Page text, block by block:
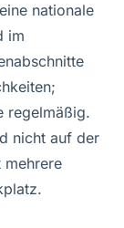
nationale
im
regelmäßig.
nicht auf der